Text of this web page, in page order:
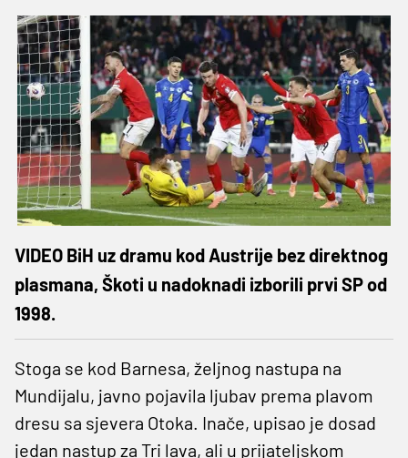
VIDEO BiH uz dramu kod Austrije bez direktnog
plasmana, Škoti u nadoknadi izborili prvi SP od
1998.
Stoga se kod Barnesa, željnog nastupa na
Mundijalu, javno pojavila ljubav prema plavom
dresu sa sjevera Otoka. Inače, upisao je dosad
jedan nastup za Tri lava, ali u prijateljskom